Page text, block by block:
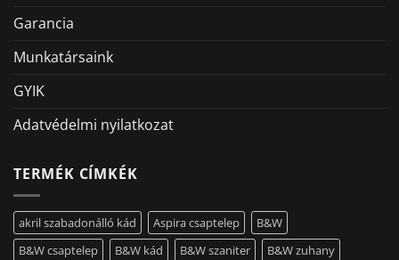
Garancia
Munkatársaink
GYIK
Adatvédelmi nyilatkozat
TERMÉK CÍMKÉK
akril szabadonálló kád Aspira csaptelep
B&W
B&W csaptelep
B&W kád B&W szaniter
B&W zuhany